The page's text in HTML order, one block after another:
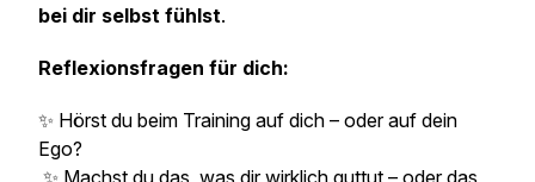
bei dir selbst fühlst.
Reflexionsfragen für dich:
✨ Hörst du beim Training auf dich – oder auf dein
Ego?
✨ Machst du das, was dir wirklich guttut – oder das,